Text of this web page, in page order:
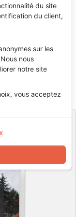
Romains
du site
du client,
sur les
nous
notre site
vous acceptez